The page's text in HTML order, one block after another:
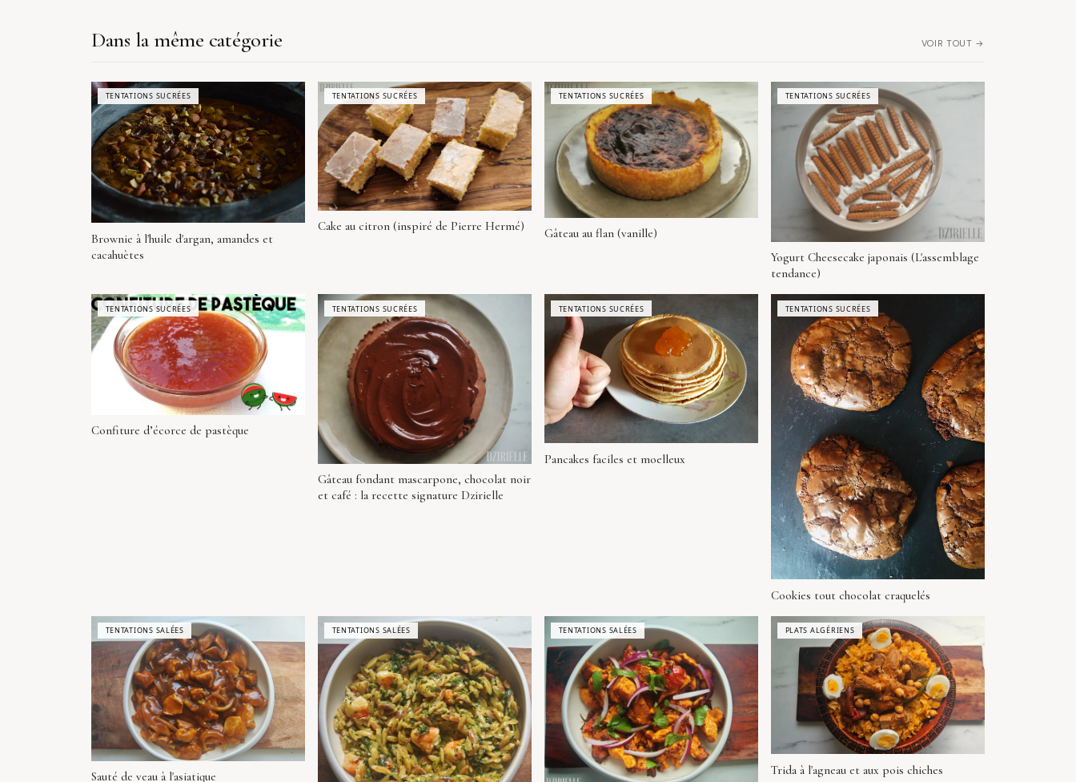
Dans la même catégorie VOIR TOUT →
TENTATIONS SUCRÉES
Brownie à l'huile d'argan, amandes et
cacahuètes
TENTATIONS SUCRÉES
Cake au citron (inspiré de Pierre Hermé)
TENTATIONS SUCRÉES
Gâteau au flan (vanille)
TENTATIONS SUCRÉES
Yogurt Cheesecake japonais (L'assemblage
tendance)
TENTATIONS SUCRÉES
Confiture d’écorce de pastèque
TENTATIONS SUCRÉES
Gâteau fondant mascarpone, chocolat noir
et café : la recette signature Dzirielle
TENTATIONS SUCRÉES
Pancakes faciles et moelleux
TENTATIONS SUCRÉES
Cookies tout chocolat craquelés
TENTATIONS SALÉES
Sauté de veau à l'asiatique
TENTATIONS SALÉES TENTATIONS SALÉES PLATS ALGÉRIENS
Trida à l'agneau et aux pois chiches